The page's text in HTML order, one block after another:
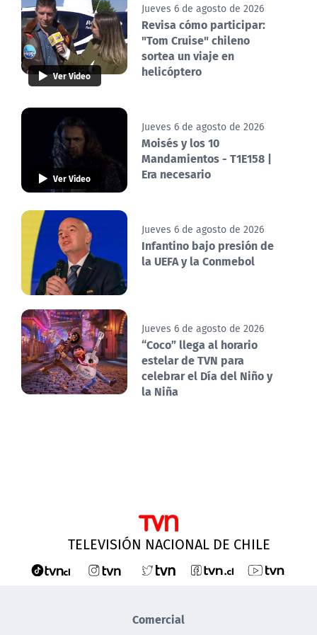
Ver Video
Jueves 6 de agosto de 2026
Revisa cómo participar:
"Tom Cruise" chileno
sortea un viaje en
helicóptero
Ver Video
Jueves 6 de agosto de 2026
Moisés y los 10
Mandamientos - T1E158 |
Era necesario
Jueves 6 de agosto de 2026
Infantino bajo presión de
la UEFA y la Conmebol
Jueves 6 de agosto de 2026
“Coco” llega al horario
estelar de TVN para
celebrar el Día del Niño y
la Niña
TELEVISIÓN NACIONAL DE CHILE
Comercial